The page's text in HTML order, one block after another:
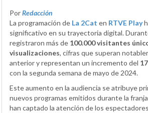
PorRedacción
La programación de La 2Cat en RTVE Play
significativo en su trayectoria digital.
registraron más de 100.000 visitantes
visualizaciones, cifras que superan
anterior y representan un incremento del
con la segunda semana de mayo de 2024.
Este aumento en la audiencia se atribuye
nuevos programas emitidos durante la
han captado la atención de los